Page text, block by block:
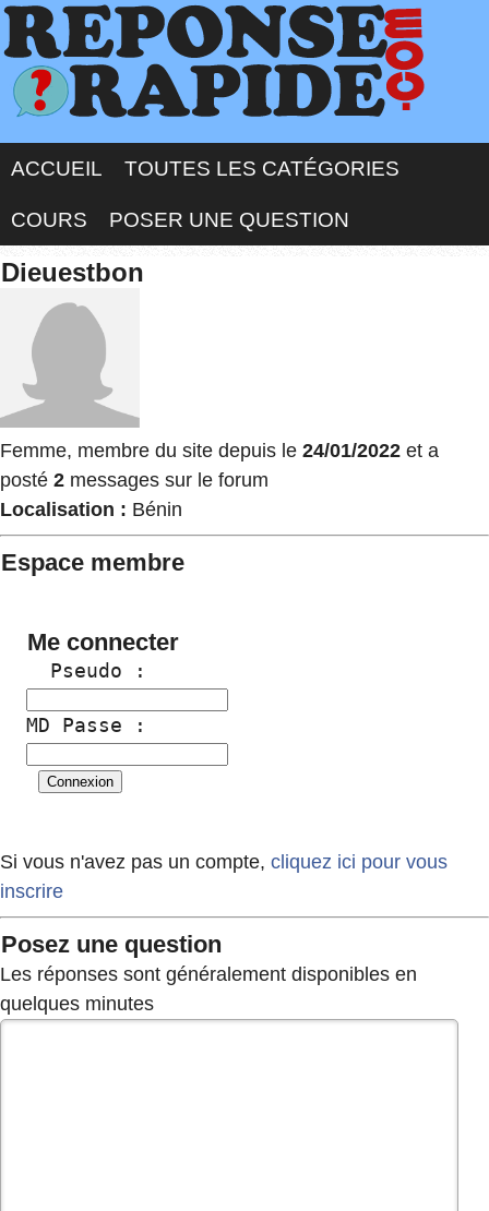
ACCUEIL TOUTES LES CATÉGORIES
COURS POSER UNE QUESTION
Dieuestbon
Femme, membre du site depuis le 24/01/2022 et a
posté 2 messages sur le forum
Localisation : Bénin
Espace membre
Me connecter
  Pseudo :
MD Passe :
Si vous n'avez pas un compte, cliquez ici pour vous
inscrire
Posez une question
Les réponses sont généralement disponibles en
quelques minutes